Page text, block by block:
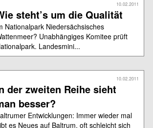
10.02.2011
steht’s um die Qualität
Nationalpark Niedersächsisches
Unabhängiges Komitee prüft
Landesmini...
10.02.2011
der zweiten Reihe sieht
besser?
Entwicklungen: Immer wieder mal
es Neues auf Baltrum, oft schleicht sich